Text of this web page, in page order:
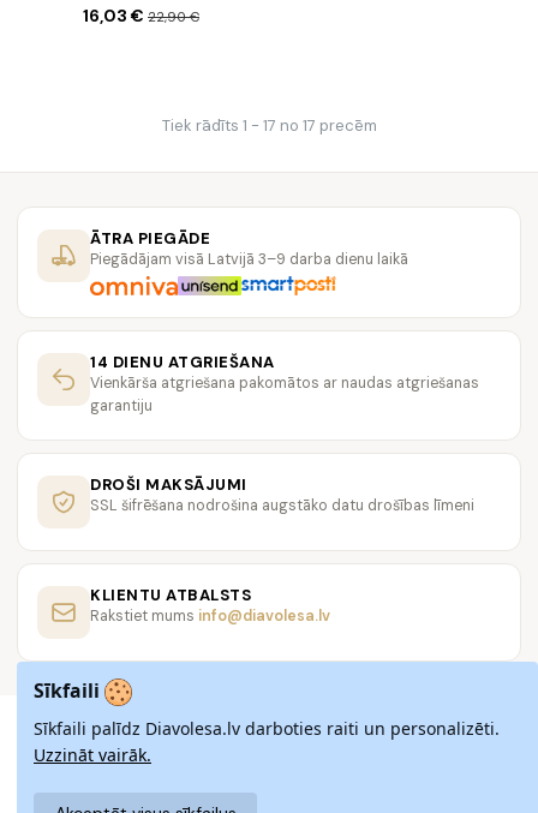
16,03 € 22,90 €
Tiek rādīts 1 - 17 no 17 precēm
ĀTRA PIEGĀDE
Piegādājam visā Latvijā 3–9 darba dienu laikā
14 DIENU ATGRIEŠANA
Vienkārša atgriešana pakomātos ar naudas atgriešanas
garantiju
DROŠI MAKSĀJUMI
SSL šifrēšana nodrošina augstāko datu drošības līmeni
KLIENTU ATBALSTS
Rakstiet mums info@diavolesa.lv
Sīkfaili
Sīkfaili palīdz Diavolesa.lv darboties raiti un personalizēti.
Uzzināt vairāk.